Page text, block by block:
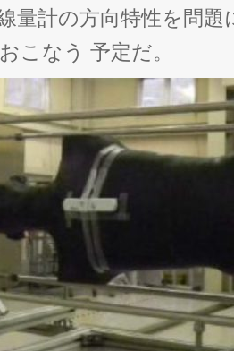
量計の方向特性を問
こなう 予定だ。